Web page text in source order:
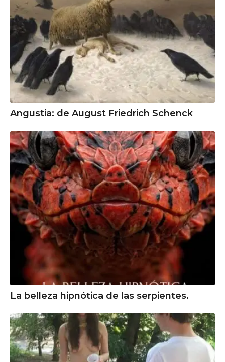
Angustia: de August Friedrich Schenck
La belleza hipnótica de las serpientes.